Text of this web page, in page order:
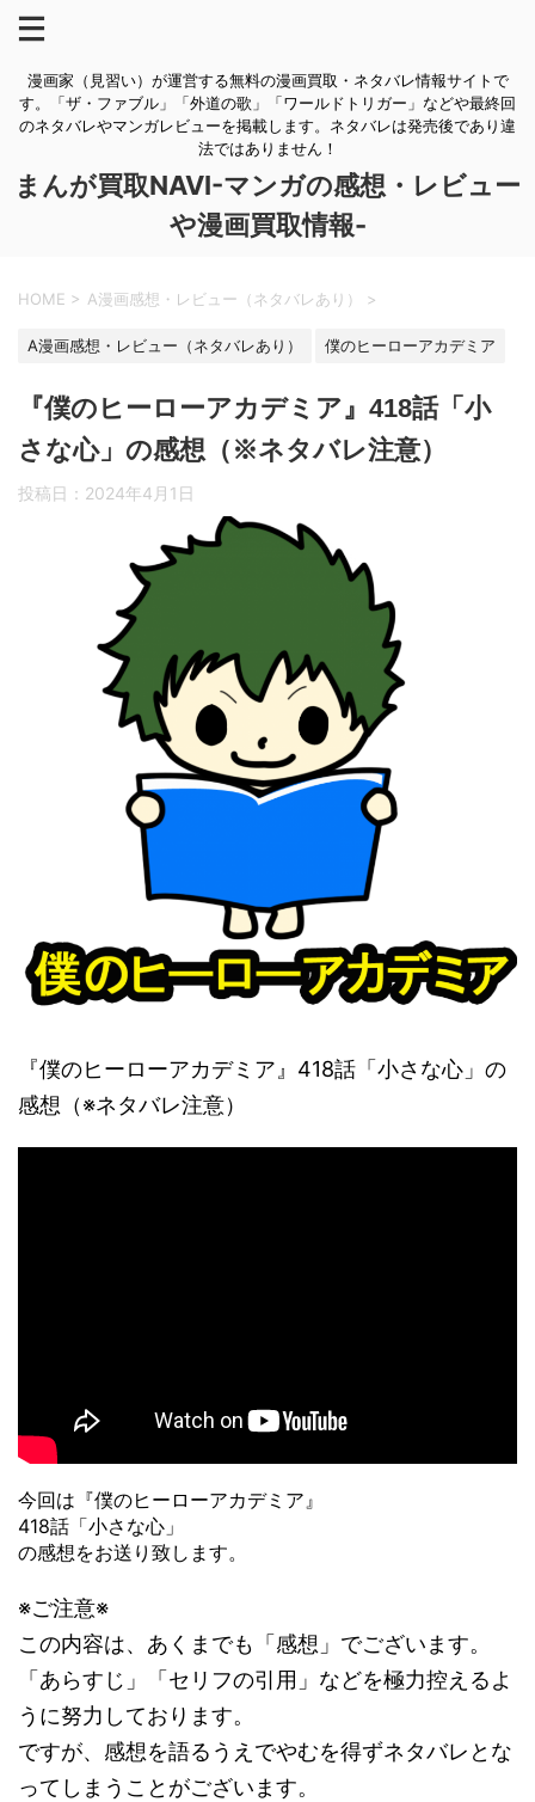
漫画家（見習い）が運営する無料の漫画買取・ネタバレ情報サイトで
す。「ザ・ファブル」「外道の歌」「ワールドトリガー」などや最終回
のネタバレやマンガレビューを掲載します。ネタバレは発売後であり違
法ではありません！
まんが買取NAVI-マンガの感想・レビュー
や漫画買取情報-
HOME > A漫画感想・レビュー（ネタバレあり） >
A漫画感想・レビュー（ネタバレあり） 僕のヒーローアカデミア
『僕のヒーローアカデミア』418話「小
さな心」の感想（※ネタバレ注意）
投稿日： 2024年4月1日
『僕のヒーローアカデミア』418話「小さな心」の
感想（※ネタバレ注意）
今回は『僕のヒーローアカデミア』
418話「小さな心」
の感想をお送り致します。
※ご注意※
この内容は、あくまでも「感想」でございます。
「あらすじ」「セリフの引用」などを極力控えるよ
うに努力しております。
ですが、感想を語るうえでやむを得ずネタバレとな
ってしまうことがございます。